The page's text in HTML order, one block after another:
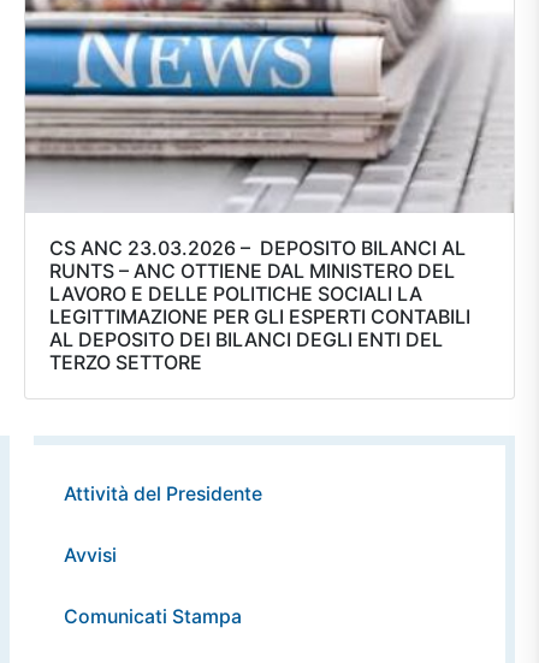
CS ANC 23.03.2026 – DEPOSITO BILANCI AL
RUNTS – ANC OTTIENE DAL MINISTERO DEL
LAVORO E DELLE POLITICHE SOCIALI LA
LEGITTIMAZIONE PER GLI ESPERTI CONTABILI
AL DEPOSITO DEI BILANCI DEGLI ENTI DEL
TERZO SETTORE
Attività del Presidente
Avvisi
Comunicati Stampa